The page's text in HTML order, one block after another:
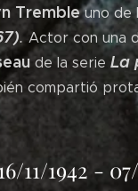
Trembleuno de
.Actor con una
de la serie La
compartió
11/1942 -